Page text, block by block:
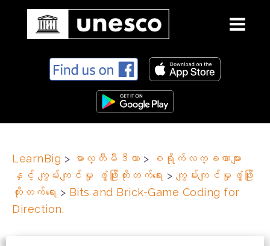
t
LearnBig > မာလ္တီမီဒီယာ >
စရိုက်လက္ခဏာများ
နှင့် ကျွမ်းကျင်မှု ဖွံ့ဖြိုးတိုးတက်ရေး > ကျွမ်းကျင်မှုဖွံ့ဖြိုး
တိုးတက်ရေး > Bits and Brick-Game Coding for
Direction.